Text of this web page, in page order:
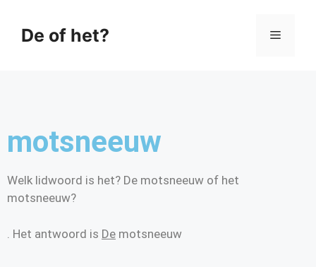
De of het?
motsneeuw
Welk lidwoord is het? De motsneeuw of het
motsneeuw?
. Het antwoord is De motsneeuw